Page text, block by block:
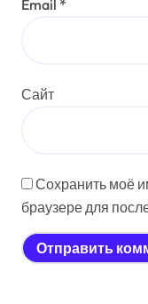
Email *
Сайт
Сохранить моё
браузере для